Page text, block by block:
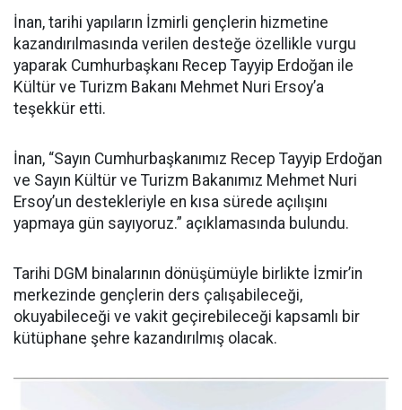
İnan, tarihi yapıların İzmirli gençlerin hizmetine
kazandırılmasında verilen desteğe özellikle vurgu
yaparak Cumhurbaşkanı Recep Tayyip Erdoğan ile
Kültür ve Turizm Bakanı Mehmet Nuri Ersoy’a
teşekkür etti.
İnan, “Sayın Cumhurbaşkanımız Recep Tayyip Erdoğan
ve Sayın Kültür ve Turizm Bakanımız Mehmet Nuri
Ersoy’un destekleriyle en kısa sürede açılışını
yapmaya gün sayıyoruz.” açıklamasında bulundu.
Tarihi DGM binalarının dönüşümüyle birlikte İzmir’in
merkezinde gençlerin ders çalışabileceği,
okuyabileceği ve vakit geçirebileceği kapsamlı bir
kütüphane şehre kazandırılmış olacak.